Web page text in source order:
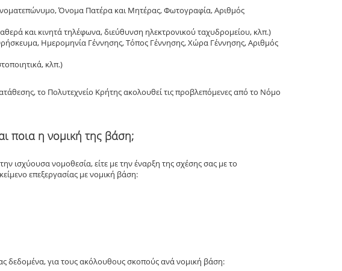
Όνομα Πατέρα και Μητέρας, Φωτογραφία, Αριθμός
και κινητά τηλέφωνα, διεύθυνση ηλεκτρονικού ταχυδρομείου, κλπ.)
Ημερομηνία Γέννησης, Τόπος Γέννησης, Χώρα Γέννησης, Αριθμός
κλπ.)
το Πολυτεχνείο Κρήτης ακολουθεί τις προβλεπόμενες από το Νόμο
ποια η νομική της βάση;
ισχύουσα νομοθεσία, είτε με την έναρξη της σχέσης σας με το
επεξεργασίας με νομική βάση:
δεδομένα, για τους ακόλουθους σκοπούς ανά νομική βάση: